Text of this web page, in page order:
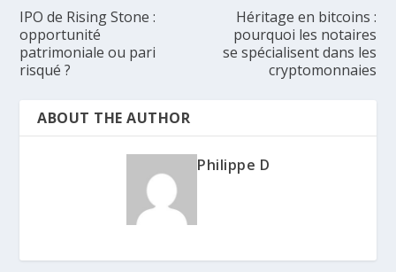
IPO de Rising Stone :
opportunité
patrimoniale ou pari
risqué ?
Héritage en bitcoins :
pourquoi les notaires
se spécialisent dans les
cryptomonnaies
ABOUT THE AUTHOR
Philippe D